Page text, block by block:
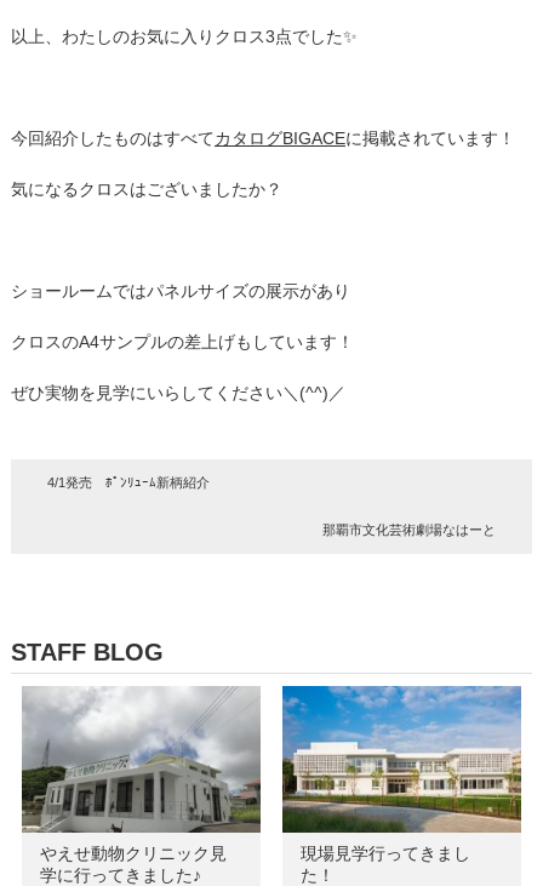
以上、わたしのお気に入りクロス3点でした✨
今回紹介したものはすべてカタログBIGACEに掲載されています！
気になるクロスはございましたか？
ショールームではパネルサイズの展示があり
クロスのA4サンプルの差上げもしています！
ぜひ実物を見学にいらしてください＼(^^)／
4/1発売 ﾎﾟﾝﾘｭｰﾑ新柄紹介
那覇市文化芸術劇場なはーと
STAFF BLOG
やえせ動物クリニック見
学に行ってきました♪
現場見学行ってきまし
た！